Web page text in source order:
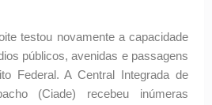
testou novamente a capacidade
públicos, avenidas e passagens
Federal. A Central Integrada de
(Ciade) recebeu inúmeras